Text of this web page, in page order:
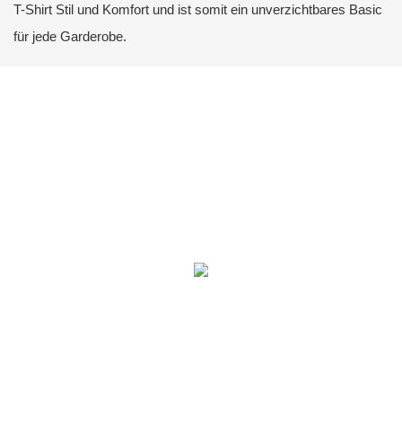
T-Shirt Stil und Komfort und ist somit ein unverzichtbares Basic
für jede Garderobe.